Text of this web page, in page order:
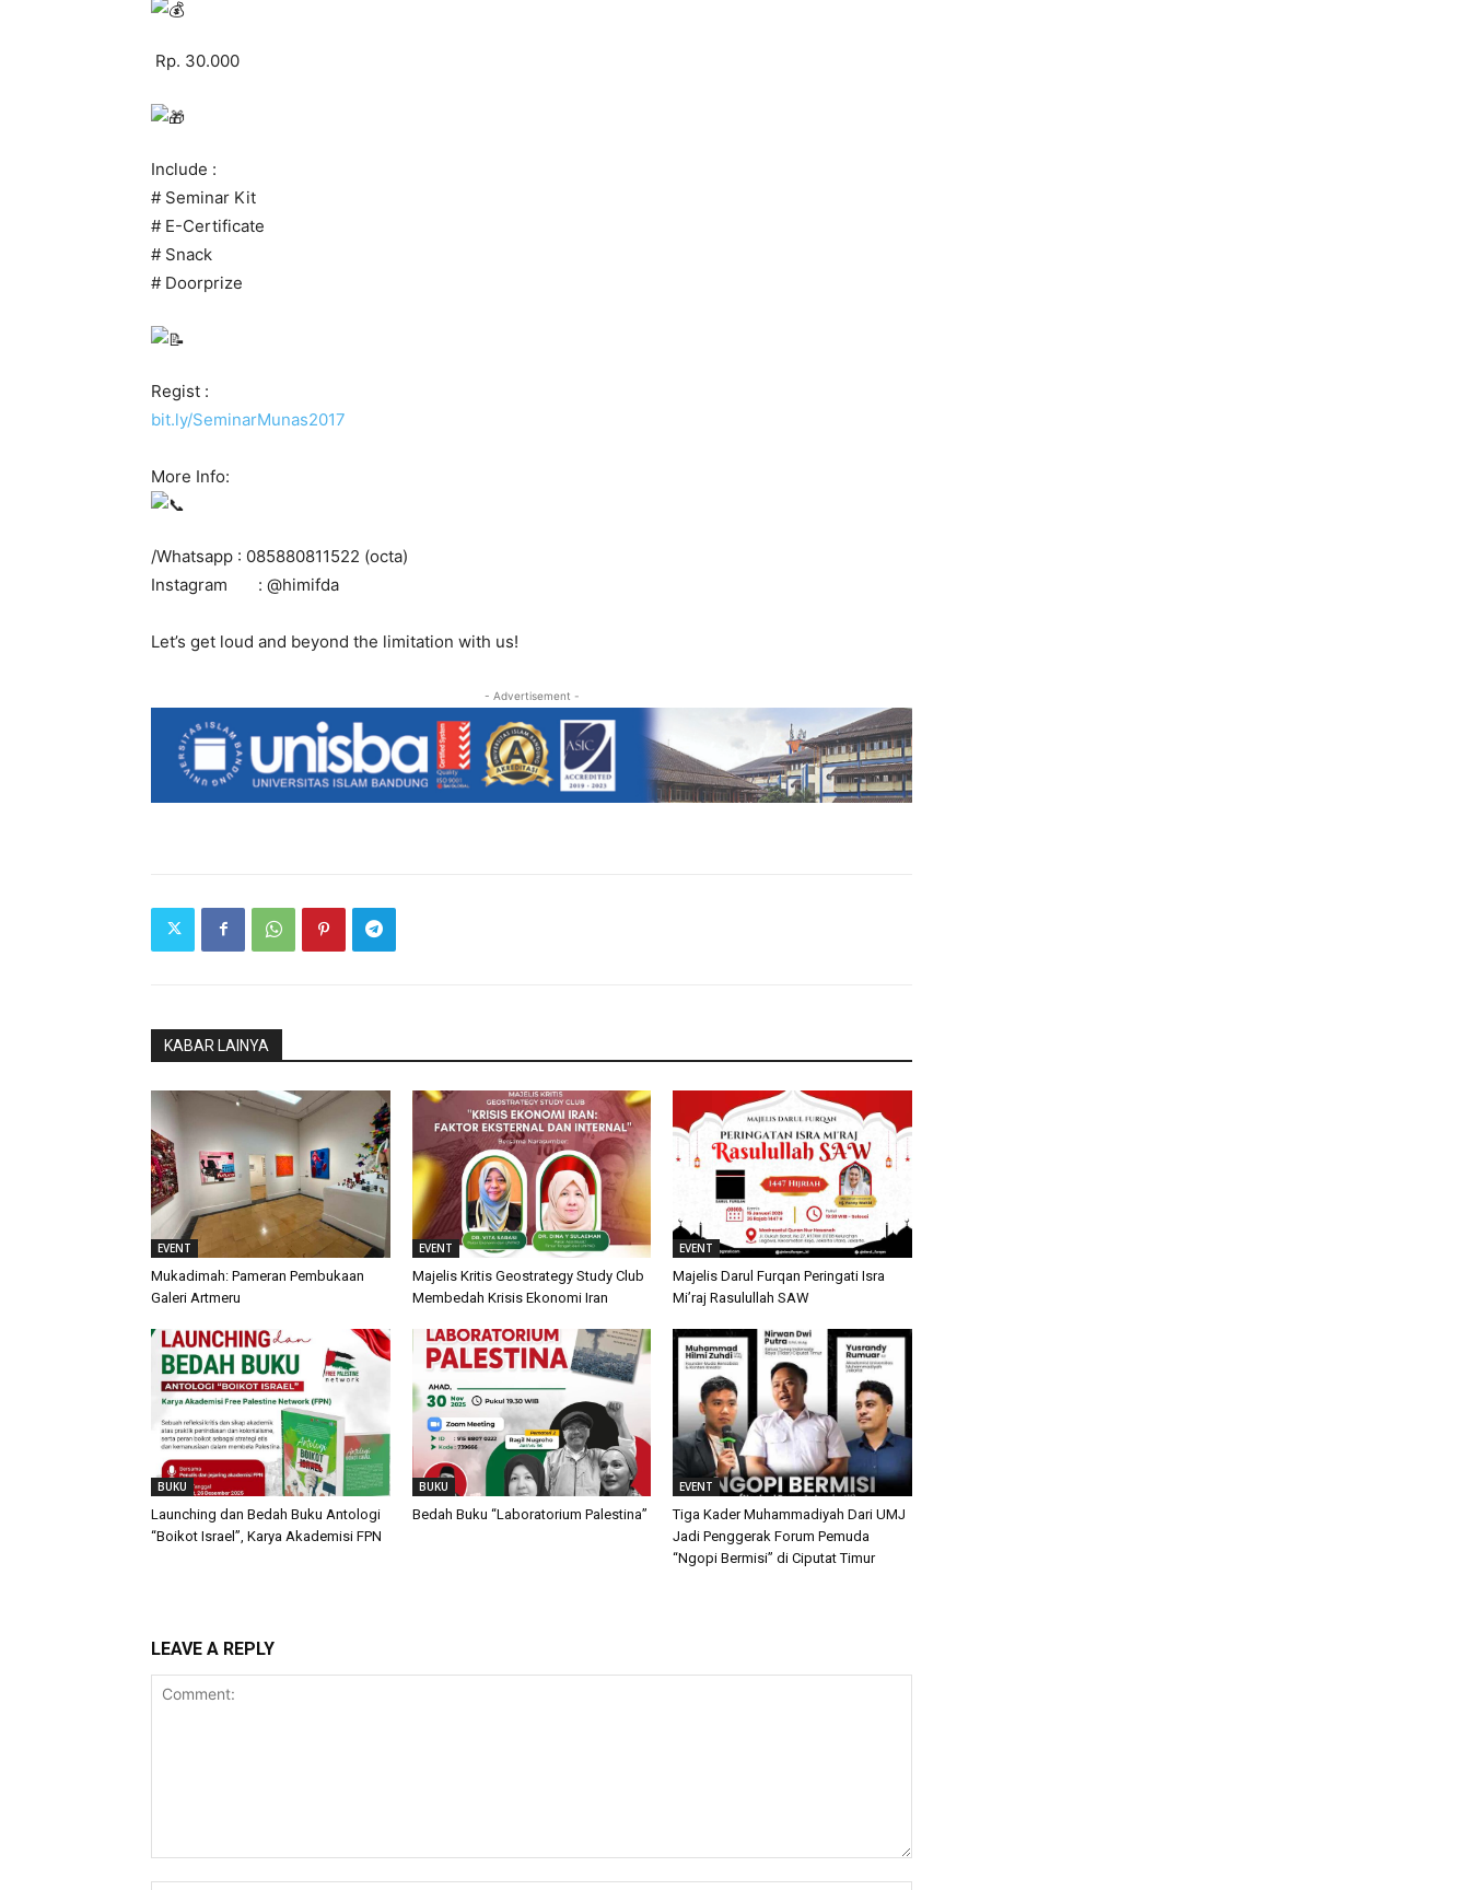
Rp. 30.000
Include :
# Seminar Kit
# E-Certificate
# Snack
# Doorprize
Regist :
bit.ly/SeminarMunas2017
More Info:
/Whatsapp : 085880811522 (octa)
Instagram : @himifda
Let’s get loud and beyond the limitation with us!
- Advertisement -
KABAR LAINYA
EVENT
Mukadimah: Pameran Pembukaan
Galeri Artmeru
EVENT
Majelis Kritis Geostrategy Study Club
Membedah Krisis Ekonomi Iran
EVENT
Majelis Darul Furqan Peringati Isra
Mi’raj Rasulullah SAW
BUKU
Launching dan Bedah Buku Antologi
“Boikot Israel”, Karya Akademisi FPN
BUKU
Bedah Buku “Laboratorium Palestina”
EVENT
Tiga Kader Muhammadiyah Dari UMJ
Jadi Penggerak Forum Pemuda
“Ngopi Bermisi” di Ciputat Timur
LEAVE A REPLY